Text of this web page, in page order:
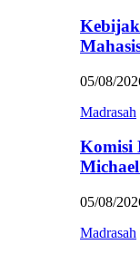
05/08/
Madrasah
Komisi
05/08/
Madrasah